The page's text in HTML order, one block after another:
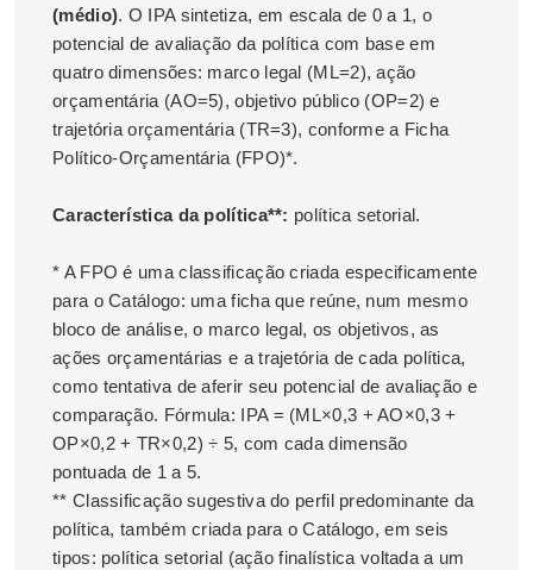
(médio). O IPA sintetiza, em escala de 0 a 1, o
potencial de avaliação da política com base em
quatro dimensões: marco legal (ML=2), ação
orçamentária (AO=5), objetivo público (OP=2) e
trajetória orçamentária (TR=3), conforme a Ficha
Político-Orçamentária (FPO)*.
Característica da política**: política setorial.
* A FPO é uma classificação criada especificamente
para o Catálogo: uma ficha que reúne, num mesmo
bloco de análise, o marco legal, os objetivos, as
ações orçamentárias e a trajetória de cada política,
como tentativa de aferir seu potencial de avaliação e
comparação. Fórmula: IPA = (ML×0,3 + AO×0,3 +
OP×0,2 + TR×0,2) ÷ 5, com cada dimensão
pontuada de 1 a 5.
** Classificação sugestiva do perfil predominante da
política, também criada para o Catálogo, em seis
tipos: política setorial (ação finalística voltada a um